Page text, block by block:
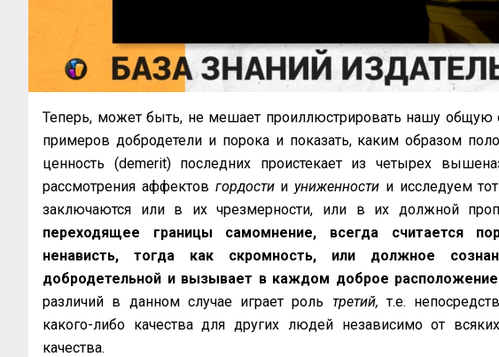
Теперь, может быть, не мешает проиллюстрировать нашу общую
примеров добродетели и порока и показать, каким образом
ценность (demerit) последних проистекает из четырех
рассмотрения аффектов гордостии униженности и исследуем
заключаются или в их чрезмерности, или в их должной
переходящее границы самомнение, всегда считается
ненависть, тогда как скромность, или должное
добродетельной и вызывает в каждом доброе
различий в данном случае играет роль третий, т.е.
какого-либо качества для других людей независимо от
качества.